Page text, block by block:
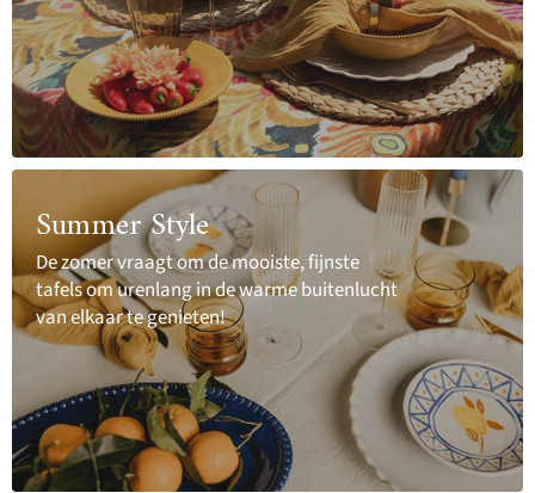
Summer Style
De zomer vraagt om de mooiste, fijnste
tafels om urenlang in de warme buitenlucht
van elkaar te genieten!